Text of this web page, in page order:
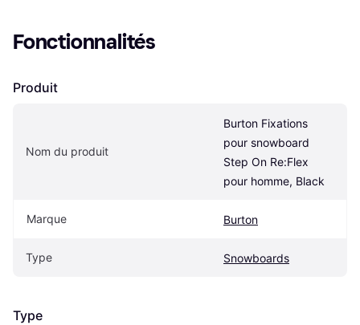
Fonctionnalités
Produit
Nom du produit
Burton Fixations
pour snowboard
Step On Re:Flex
pour homme, Black
Marque Burton
Type Snowboards
Type